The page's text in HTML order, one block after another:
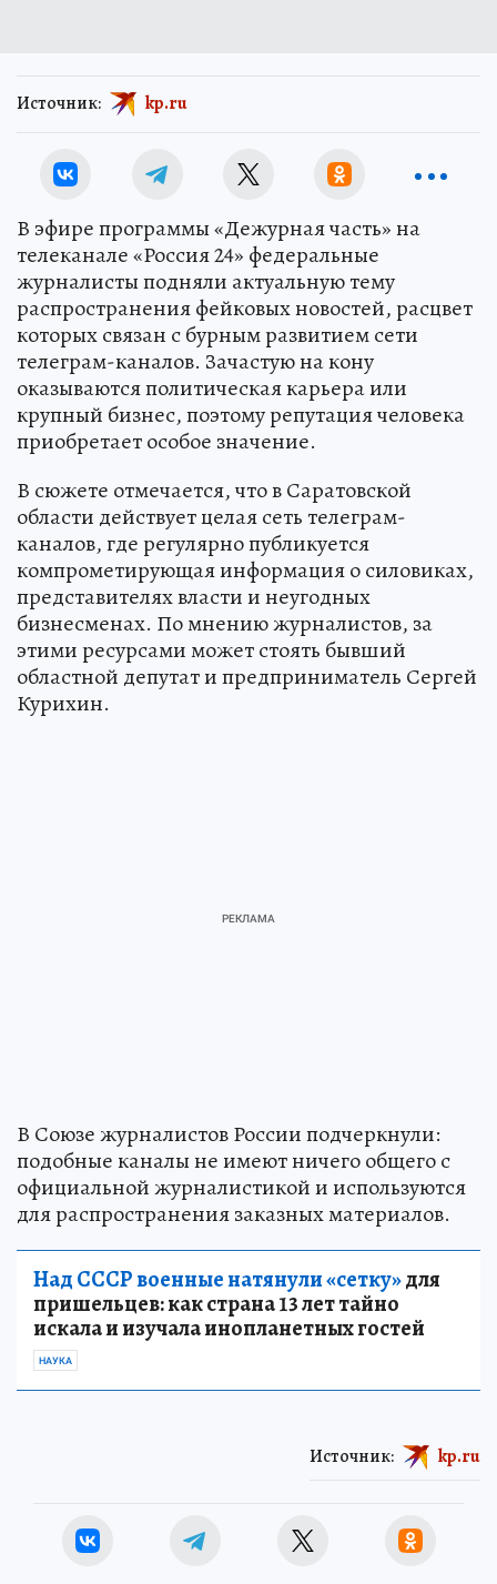
Источник: kp.ru
В эфире программы «Дежурная часть» на
телеканале «Россия 24» федеральные
журналисты подняли актуальную тему
распространения фейковых новостей, расцвет
которых связан с бурным развитием сети
телеграм-каналов. Зачастую на кону
оказываются политическая карьера или
крупный бизнес, поэтому репутация человека
приобретает особое значение.
В сюжете отмечается, что в Саратовской
области действует целая сеть телеграм-
каналов, где регулярно публикуется
компрометирующая информация о силовиках,
представителях власти и неугодных
бизнесменах. По мнению журналистов, за
этими ресурсами может стоять бывший
областной депутат и предприниматель Сергей
Курихин.
В Союзе журналистов России подчеркнули:
подобные каналы не имеют ничего общего с
официальной журналистикой и используются
для распространения заказных материалов.
Над СССР военные натянули «сетку»для
пришельцев: как страна 13 лет тайно
искала и изучала инопланетных гостей
НАУКА
Источник: kp.ru